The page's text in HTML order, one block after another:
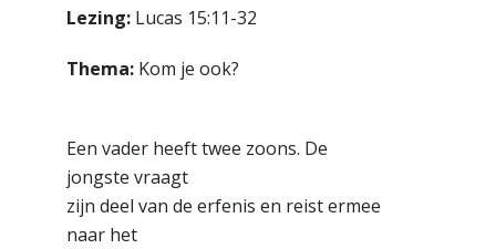
Lezing: Lucas 15:11-32
Thema: Kom je ook?
Een vader heeft twee zoons. De
jongste vraagt
zijn deel van de erfenis en reist ermee
naar het